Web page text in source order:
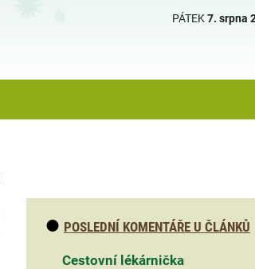
PÁTEK7. srpna
POSLEDNÍ KOMENTÁŘE U ČLÁNKŮ
Cestovní lékárnička